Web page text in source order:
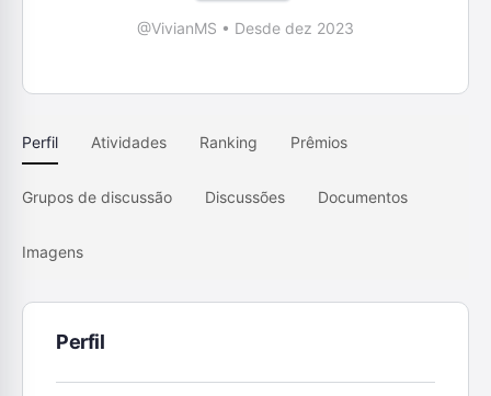
@VivianMS • Desde dez 2023
Perfil Atividades Ranking Prêmios
Grupos de discussão Discussões Documentos
Imagens
Perfil